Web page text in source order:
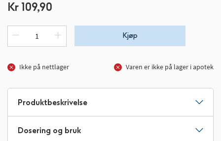
Kr 109,90
Kjøp
Ikke på nettlager Varen er ikke på lager i apotek
Produktbeskrivelse
Dosering og bruk